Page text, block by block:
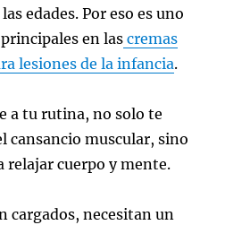
edades. Por eso es uno
en lascremas
lesiones de la infancia.
a tu rutina, no solo te
cansancio muscular, sino
relajar cuerpo y mente.
cargados, necesitan un